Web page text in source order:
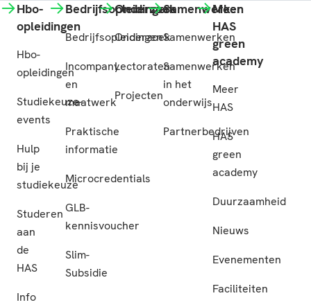
Hbo-
opleidingen
Hbo-
opleidingen
Studiekeuze-
events
Hulp
bij je
studiekeuze
Studeren
aan
de
HAS
Info
Bedrijfsopleidingen
Bedrijfsopleidingen
Incompany
en
maatwerk
Praktische
informatie
Microcredentials
GLB-
kennisvoucher
Slim-
Subsidie
Onderzoek
Onderzoek
Lectoraten
Projecten
Samenwerken
Samenwerken
Samenwerken
in het
onderwijs
Partnerbedrijven
Meer
HAS
green
academy
Meer
HAS
HAS
green
academy
Duurzaamheid
Nieuws
Evenementen
Faciliteiten